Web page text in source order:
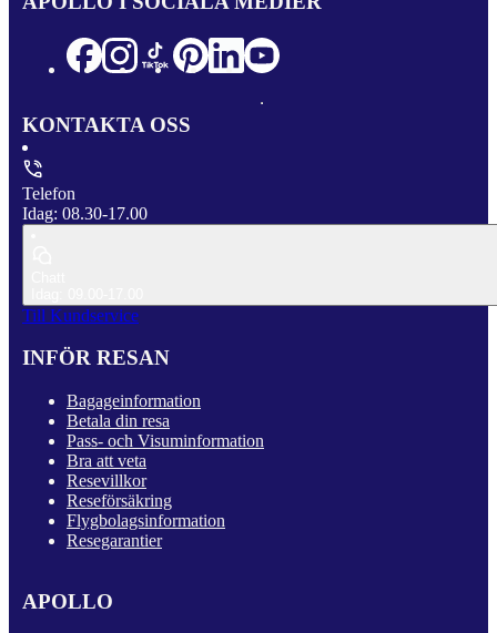
KONTAKTA OSS
Telefon
Idag: 08.30-17.00
Till Kundservice
INFÖR RESAN
Bagageinformation
Betala din resa
Pass- och Visuminformation
Bra att veta
Resevillkor
Reseförsäkring
Flygbolagsinformation
Resegarantier
APOLLO